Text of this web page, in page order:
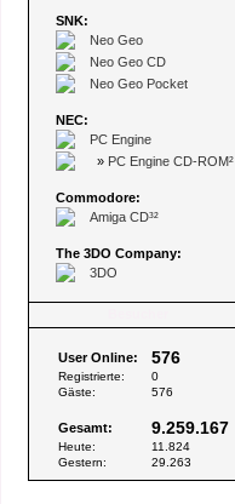
SNK:
Neo Geo
Neo Geo CD
Neo Geo Pocket
NEC:
PC Engine
» PC Engine CD-ROM²
Commodore:
Amiga CD³²
The 3DO Company:
3DO
User Online: 576
Registrierte:
0
Gäste:
576
Gesamt: 9.259.167
Heute:
11.824
Gestern:
29.263